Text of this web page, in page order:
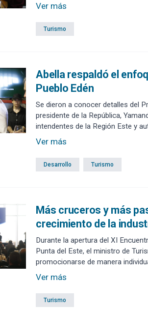
Ver más
Turismo
Abella respaldó el
Pueblo Edén
Se dieron a conocer detalles del
presidente de la República,
intendentes de la Región Este y
Ver más
Desarrollo Turismo
Más cruceros y más
crecimiento de la
Durante la apertura del XI
Punta del Este, el ministro de
promocionarse de manera
Ver más
Turismo